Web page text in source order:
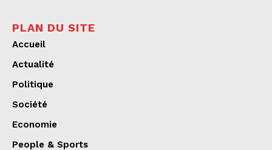
PLAN DU SITE
Accueil
Actualité
Politique
Société
Economie
People & Sports